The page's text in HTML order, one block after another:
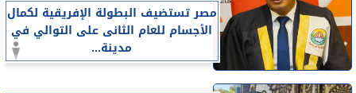
مصر تستضيف البطولة الإفريقية لكمال
الأجسام للعام الثانى على التوالي في
مدينة...